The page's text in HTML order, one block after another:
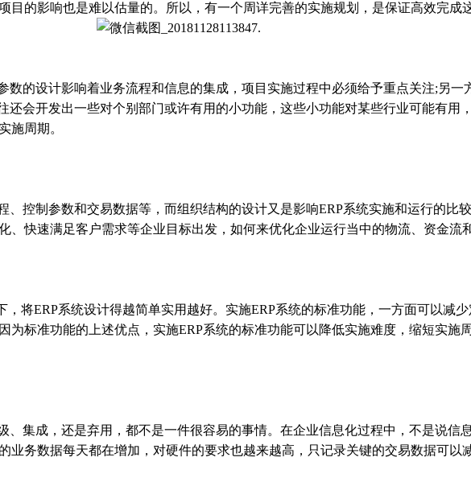
目的影响也是难以估量的。所以，有一个周详完善的实施规划，是保证高效完成
设计影响着业务流程和信息的集成，项目实施过程中必须给予重点关注;另一
会开发出一些对个别部门或许有用的小功能，这些小功能对某些行业可能有用
施周期。
制参数和交易数据等，而组织结构的设计又是影响ERP系统实施和运行的比
快速满足客户需求等企业目标出发，如何来优化企业运行当中的物流、资金流
ERP系统设计得越简单实用越好。实施ERP系统的标准功能，一方面可以减
标准功能的上述优点，实施ERP系统的标准功能可以降低实施难度，缩短实施
集成，还是弃用，都不是一件很容易的事情。在企业信息化过程中，不是说信
业务数据每天都在增加，对硬件的要求也越来越高，只记录关键的交易数据可以